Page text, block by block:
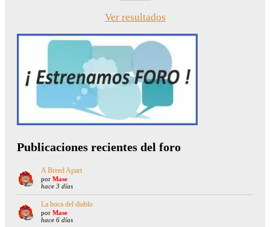
Ver resultados
Publicaciones recientes del foro
A Breed Apart
por Mase
hace 3 días
La boca del diablo
por Mase
hace 6 días